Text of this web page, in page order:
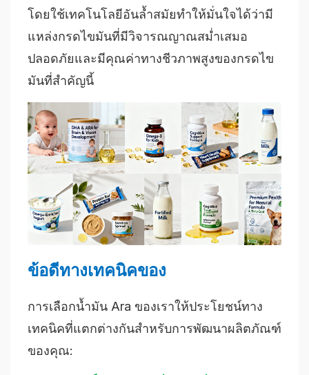
โดยใช้เทคโนโลยีอันล้ำสมัยทำให้มั่นใจได้ว่ามี
แหล่งกรดไขมันที่มีวิจารณญาณสม่ำเสมอ
ปลอดภัยและมีคุณค่าทางชีวภาพสูงของกรดไข
มันที่สำคัญนี้
ข้อดีทางเทคนิคของ
การเลือกน้ำมัน Ara ของเราให้ประโยชน์ทาง
เทคนิคที่แตกต่างกันสำหรับการพัฒนาผลิตภัณฑ์
ของคุณ: